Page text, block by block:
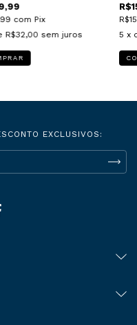
com Pix
R$32,00 sem juros
5 x
EXCLUSIVOS: